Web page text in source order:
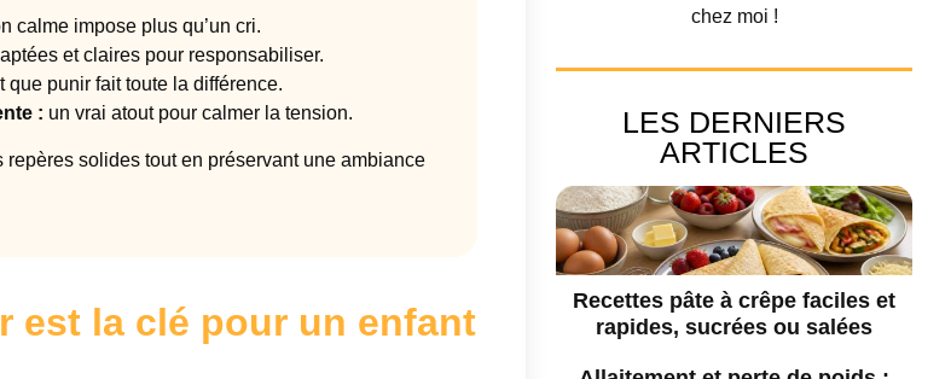
calme impose plus qu’un cri.
et claires pour responsabiliser.
que punir fait toute la différence.
: un vrai atout pour calmer la tension.
solides tout en préservant une ambiance
est la clé pour un enfant
chez moi !
LES DERNIERS
ARTICLES
Recettes pâte à crêpe faciles et
rapides, sucrées ou salées